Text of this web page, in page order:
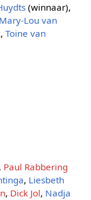
(winnaar),
Mary-Lou van
, Toine van
Paul Rabbering
, Liesbeth
, Dick Jol, Nadja